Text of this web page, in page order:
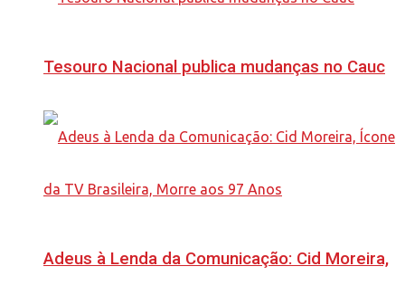
Tesouro Nacional publica mudanças no Cauc
Adeus à Lenda da Comunicação: Cid Moreira,